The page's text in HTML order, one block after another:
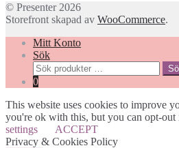
© Presenter 2026
Storefront skapad av WooCommerce.
Mitt Konto
Sök
Sök
efter:
0
This website uses cookies to improve
you're ok with this, but you can opt-
settings
ACCEPT
Privacy & Cookies Policy